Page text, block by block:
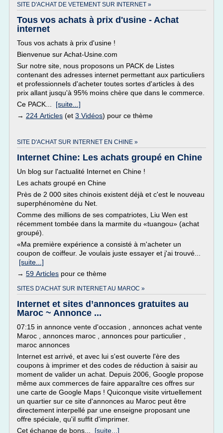
SITE D'ACHAT DE VETEMENT SUR INTERNET »
Tous vos achats à prix d'usine - Achat
internet
Tous vos achats à prix d'usine !
Bienvenue sur Achat-Usine.com
Sur notre site, nous proposons un PACK de Listes
contenant des adresses internet permettant aux particuliers
et professionnels d'acheter toutes sortes d'articles à des
prix allant jusqu'à 95% moins chère que dans le commerce.
Ce PACK... [suite...]
→ 224 Articles (et 3 Vidéos) pour ce thème
SITE D'ACHAT SUR INTERNET EN CHINE »
Internet Chine: Les achats groupé en Chine
Un blog sur l'actualité Internet en Chine !
Les achats groupé en Chine
Près de 2 000 sites chinois existent déjà et c'est le nouveau
superphénomène du Net.
Comme des millions de ses compatriotes, Liu Wen est
récemment tombée dans la marmite du «tuangou» (achat
groupé).
«Ma première expérience a consisté à m'acheter un
coupon de coiffeur. Je voulais juste essayer et j'ai trouvé...
[suite...]
→ 59 Articles pour ce thème
SITES D'ACHAT SUR INTERNET AU MAROC »
Internet et sites d’annonces gratuites au
Maroc ~ Annonce ...
07:15 in annonce vente d'occasion , annonces achat vente
Maroc , annonces maroc , annonces pour particulier ,
maroc annonces
Internet est arrivé, et avec lui s'est ouverte l'ère des
coupons à imprimer et des codes de réduction à saisir au
moment de valider un achat. Depuis 2006, Google propose
même aux commerces de faire apparaître ces offres sur
une carte de Google Maps ! Quiconque visite virtuellement
un quartier sur ce site d'annonces au Maroc peut être
directement interpellé par une enseigne proposant une
offre spéciale, qu'il suffit d'imprimer.
Cet échange de bons... [suite...]